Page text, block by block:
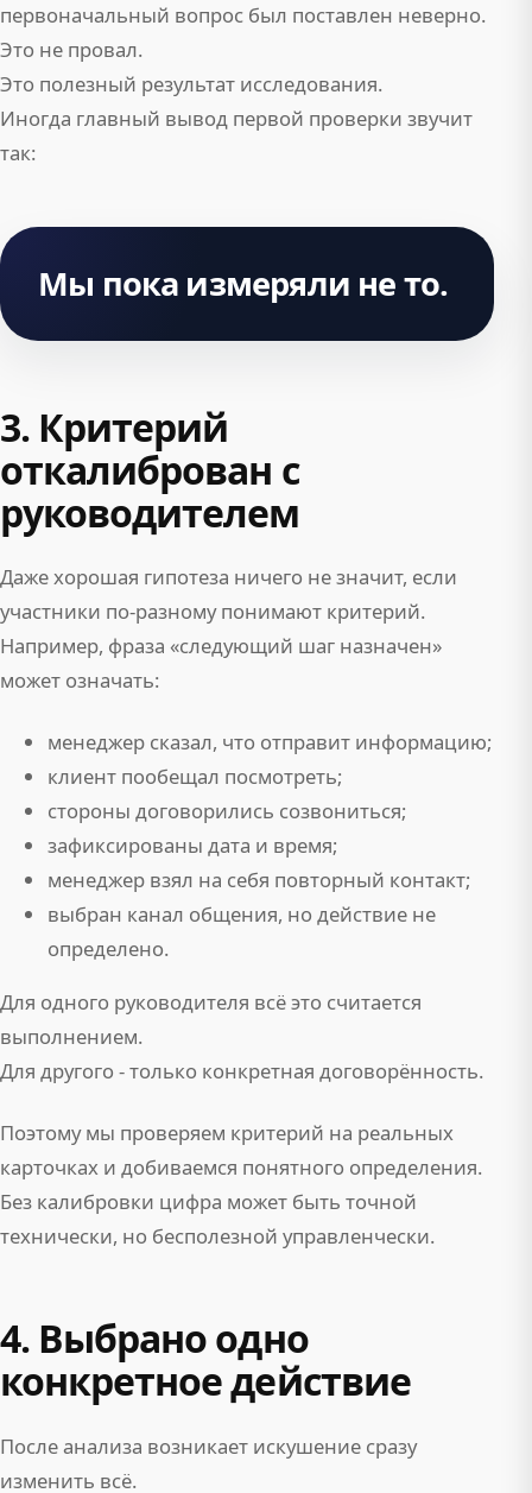
первоначальный вопрос был поставлен неверно.
Это не провал.
Это полезный результат исследования.
Иногда главный вывод первой проверки звучит
так:
Мы пока измеряли не то.
3. Критерий
откалиброван с
руководителем
Даже хорошая гипотеза ничего не значит, если
участники по-разному понимают критерий.
Например, фраза «следующий шаг назначен»
может означать:
менеджер сказал, что отправит информацию;
клиент пообещал посмотреть;
стороны договорились созвониться;
зафиксированы дата и время;
менеджер взял на себя повторный контакт;
выбран канал общения, но действие не
определено.
Для одного руководителя всё это считается
выполнением.
Для другого - только конкретная договорённость.
Поэтому мы проверяем критерий на реальных
карточках и добиваемся понятного определения.
Без калибровки цифра может быть точной
технически, но бесполезной управленчески.
4. Выбрано одно
конкретное действие
После анализа возникает искушение сразу
изменить всё.